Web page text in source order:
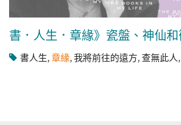
書．人生．章緣》瓷盤、神仙
書人生,章緣,我將前往的遠方,查無此人,